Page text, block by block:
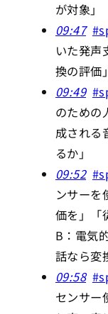
が対象」
09:47
いた発声
換の評価」
09:49
のための
成される
るか」
09:52
ンサーを
価を」「
B：電気
話なら変
09:58
センサー